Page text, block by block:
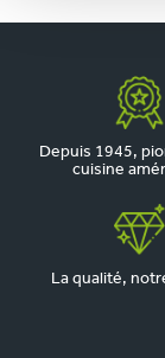
Depuis 1945,
cuisine
La qualité,